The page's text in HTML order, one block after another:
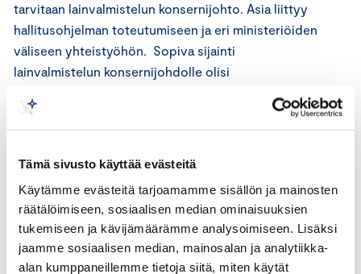
Tämä sivusto käyttää evästeitä
Käytämme evästeitä tarjoamamme sisällön ja mainosten
räätälöimiseen, sosiaalisen median ominaisuuksien
tukemiseen ja kävijämäärämme analysoimiseen. Lisäksi
jaamme sosiaalisen median, mainosalan ja analytiikka-
alan kumppaneillemme tietoja siitä, miten käytät
tarvitaan lainvalmistelun konsernijohto. Asia liittyy
hallitusohjelman toteutumiseen ja eri ministeriöiden
väliseen yhteistyöhön. Sopiva sijainti
lainvalmistelun konsernijohdolle olisi
niin, että ongelmatilanteisiin ja yhteensovittamista
vaativiin hankkeisiin voidaan aidosti panostaa”,
2. Lainvalmistelun resurssit kuntoon
Pienessä maassa lainvalmistelun ongelmana lienee
pysyvästikin resurssipula. Monissa hankkeissa